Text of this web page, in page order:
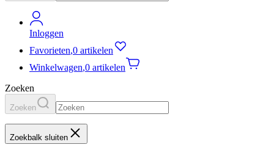
Inloggen
Favorieten,0 artikelen
Winkelwagen,0 artikelen
Zoeken
Zoeken
Zoekbalk sluiten